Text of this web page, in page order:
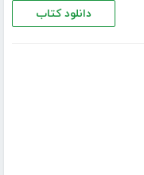
دانلود کتاب